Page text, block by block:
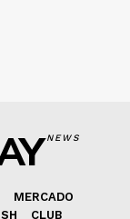
NEWS
MERCADO
CLUB